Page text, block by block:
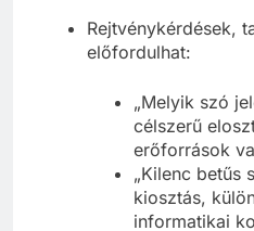
Rejtvénykérdések,
előfordulhat:
„Melyik szó
célszerű
erőforrások
„Kilenc betűs
kiosztás,
informatikai